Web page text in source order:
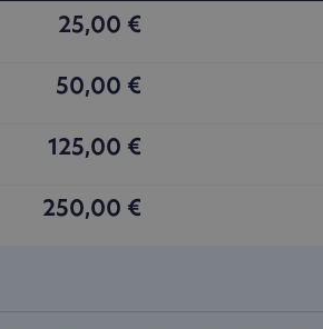
25,00 €
50,00 €
125,00 €
250,00 €